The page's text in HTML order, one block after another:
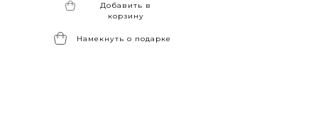
Намекнуть о подарке
Добавить в
корзину